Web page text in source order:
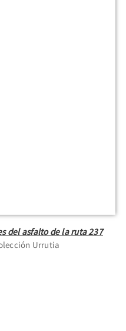
del asfalto de la ruta 237
Urrutia